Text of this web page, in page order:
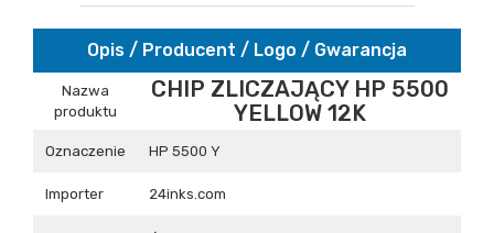
Opis / Producent / Logo / Gwarancja
Nazwa
produktu
CHIP ZLICZAJĄCY HP 5500
YELLOW 12K
Oznaczenie HP 5500 Y
Importer 24inks.com